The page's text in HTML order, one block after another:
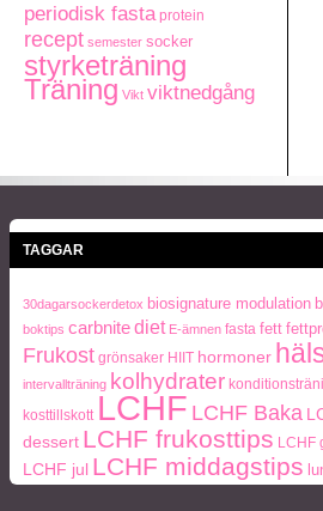
periodisk fasta protein
recept semester socker
styrketräning
Träning Vikt viktnedgång
TAGGAR
30dagarsockerdetox biosignature modulation
boktips carbnitediet E-ämnen fasta fett
Frukost grönsaker HIIT hormoner
intervallträning kolhydrater
kosttillskott LCHF LCHF Baka
dessert LCHF frukosttips LCHF
LCHF jul LCHF middagstips